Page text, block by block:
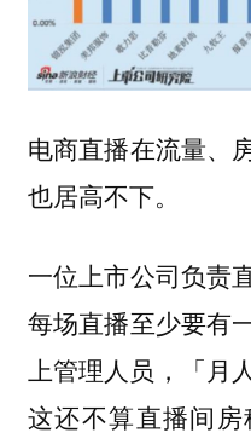
电商直播在流量、
也居高不下。
一位上市公司负责
每场直播至少要有
上管理人员，「月
这还不算直播间